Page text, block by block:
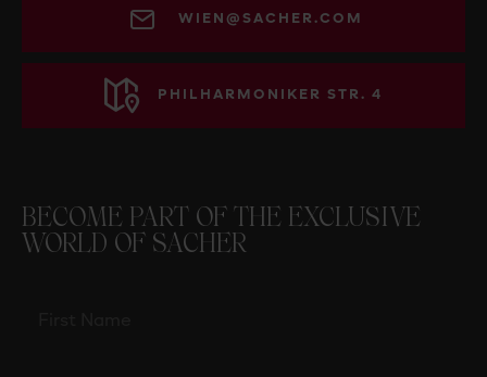
WIEN@SACHER.COM
PHILHARMONIKER STR. 4
BECOME PART OF THE EXCLUSIVE
WORLD OF SACHER